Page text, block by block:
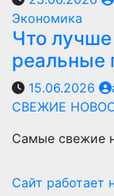
Экономика
Что лучше
реальные
15.06.2026
СВЕЖИЕ
Самые свежие
Сайт работает